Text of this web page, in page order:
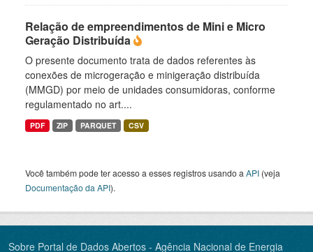
Relação de empreendimentos de Mini e Micro
Geração Distribuída
O presente documento trata de dados referentes às
conexões de microgeração e minigeração distribuída
(MMGD) por meio de unidades consumidoras, conforme
regulamentado no art....
PDF ZIP PARQUET CSV
Você também pode ter acesso a esses registros usando a API (veja
Documentação da API).
Sobre Portal de Dados Abertos - Agência Nacional de Energia